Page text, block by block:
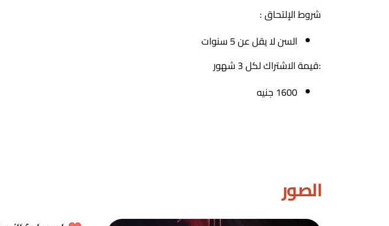
شروط الإلتحاق :
السن لا يقل عن 5 سنوات
:قيمة الاشتراك لكل 3 شهور
1600 جنيه
الصور